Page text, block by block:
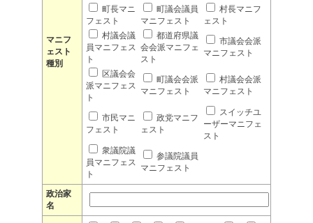
マニフ
ェスト
種別
町長マニ
フェスト
町議会議員
マニフェスト
村長マニフ
ェスト
村議会議
員マニフェス
ト
都道府県議
会会派マニフェ
スト
市議会会派
マニフェスト
区議会会
派マニフェス
ト
町議会会派
マニフェスト
村議会会派
マニフェスト
市民マニ
フェスト
政党マニフ
ェスト
スイッチユ
ーザーマニフェ
スト
衆議院議
員マニフェス
ト
参議院議員
マニフェスト
政治家
名